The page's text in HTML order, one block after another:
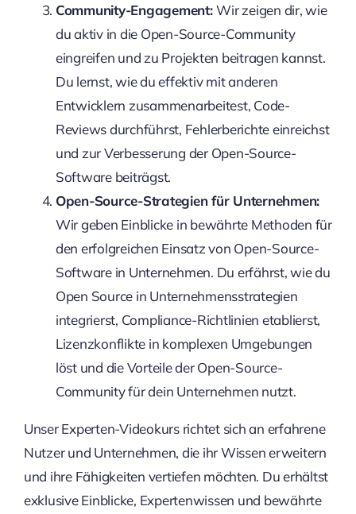
Community-Engagement:Wir zeigen dir, wie
du aktiv in die Open-Source-Community
eingreifen und zu Projekten beitragen kannst.
Du lernst, wie du effektiv mit anderen
Entwicklern zusammenarbeitest, Code-
Reviews durchführst, Fehlerberichte einreichst
und zur Verbesserung der Open-Source-
Software beiträgst.
Open-Source-Strategien für Unternehmen:
Wir geben Einblicke in bewährte Methoden für
den erfolgreichen Einsatz von Open-Source-
Software in Unternehmen. Du erfährst, wie du
Open Source in Unternehmensstrategien
integrierst, Compliance-Richtlinien etablierst,
Lizenzkonflikte in komplexen Umgebungen
löst und die Vorteile der Open-Source-
Community für dein Unternehmen nutzt.
Unser Experten-Videokurs richtet sich an erfahrene
Nutzer und Unternehmen, die ihr Wissen erweitern
und ihre Fähigkeiten vertiefen möchten. Du erhältst
exklusive Einblicke, Expertenwissen und bewährte